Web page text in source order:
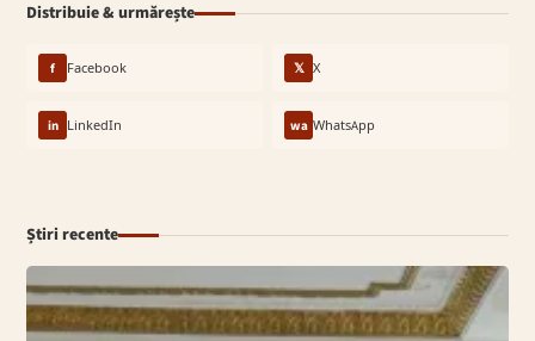
Distribuie & urmărește
f Facebook 𝕏 X
in LinkedIn wa WhatsApp
Știri recente